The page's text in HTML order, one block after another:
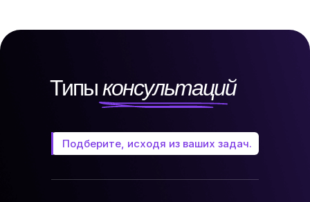
Типыконсультаций
Подберите, исходя из ваших задач.